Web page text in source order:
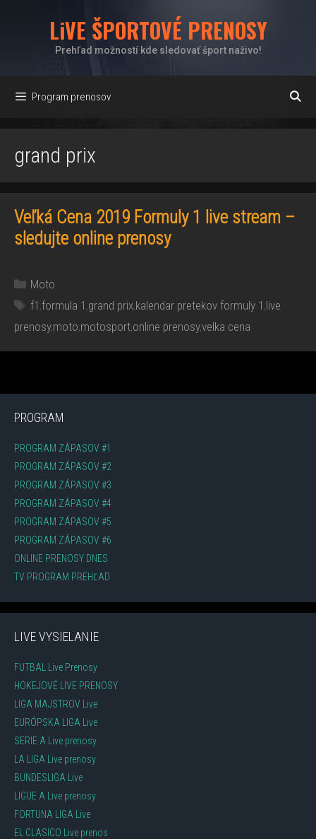
LiVE ŠPORTOVÉ PRENOSY
Prehľad možností kde sledovať šport naživo!
Program prenosov
grand prix
Veľká Cena 2019 Formuly 1 live stream –
sledujte online prenosy
Kategórie
Moto
Značky
f1 ,formula 1 ,grand prix,kalendar pretekov formuly 1 ,live
prenosy,moto,motosport,online prenosy,velka cena
PROGRAM
PROGRAM ZÁPASOV #1
PROGRAM ZÁPASOV #2
PROGRAM ZÁPASOV #3
PROGRAM ZÁPASOV #4
PROGRAM ZÁPASOV #5
PROGRAM ZÁPASOV #6
ONLINE PRENOSY DNES
TV PROGRAM PREHĽAD
LIVE VYSIELANIE
FUTBAL Live Prenosy
HOKEJOVÉ LIVE PRENOSY
LIGA MAJSTROV Live
EURÓPSKA LIGA Live
SERIE A Live prenosy
LA LIGA Live prenosy
BUNDESLIGA Live
LIGUE A Live prenosy
FORTUNA LIGA Live
EL CLASICO Live prenos